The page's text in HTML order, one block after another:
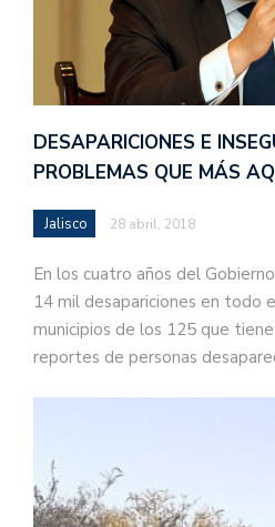
DESAPARICIONES E
PROBLEMAS QUE MÁS
Jalisco 28 abril, 2018
En los cuatro años del
14 mil desapariciones en todo
municipios de los 125 que
reportes de personas